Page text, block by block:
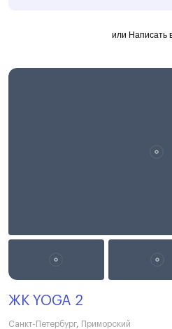
или
ЖК YOGA 2
Санкт-Петербург, Приморский